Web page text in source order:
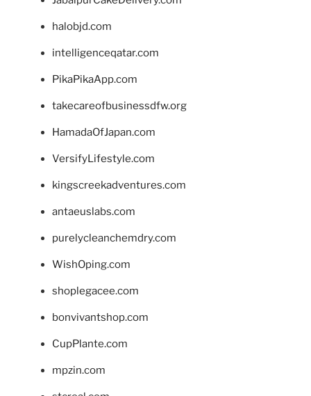
halobjd.com
intelligenceqatar.com
PikaPikaApp.com
takecareofbusinessdfw.org
HamadaOfJapan.com
VersifyLifestyle.com
kingscreekadventures.com
antaeuslabs.com
purelycleanchemdry.com
WishOping.com
shoplegacee.com
bonvivantshop.com
CupPlante.com
mpzin.com